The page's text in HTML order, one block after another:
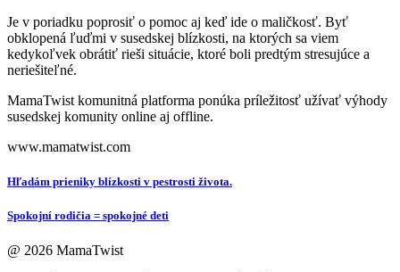
Je v poriadku poprosiť o pomoc aj keď ide o maličkosť. Byť
obklopená ľuďmi v susedskej blízkosti, na ktorých sa viem
kedykoľvek obrátiť rieši situácie, ktoré boli predtým stresujúce a
neriešiteľné.
MamaTwist komunitná platforma ponúka príležitosť užívať výhody
susedskej komunity online aj offline.
www.mamatwist.com
Hľadám prieniky blízkosti v pestrosti života.
Spokojní rodičia = spokojné deti
@ 2026 MamaTwist